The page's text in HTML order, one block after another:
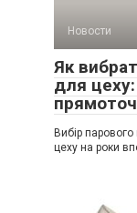
Новости
Як
для
Вибір
цеху на роки